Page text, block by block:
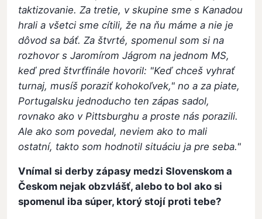
taktizovanie. Za tretie, v skupine sme s Kanadou
hrali a všetci sme cítili, že na ňu máme a nie je
dôvod sa báť. Za štvrté, spomenul som si na
rozhovor s Jaromírom Jágrom na jednom MS,
keď pred štvrťfinále hovoril: "Keď chceš vyhrať
turnaj, musíš poraziť kohokoľvek," no a za piate,
Portugalsku jednoducho ten zápas sadol,
rovnako ako v Pittsburghu a proste nás porazili.
Ale ako som povedal, neviem ako to mali
ostatní, takto som hodnotil situáciu ja pre seba."
Vnímal si derby zápasy medzi Slovenskom a
Českom nejak obzvlášť, alebo to bol ako si
spomenul iba súper, ktorý stojí proti tebe?